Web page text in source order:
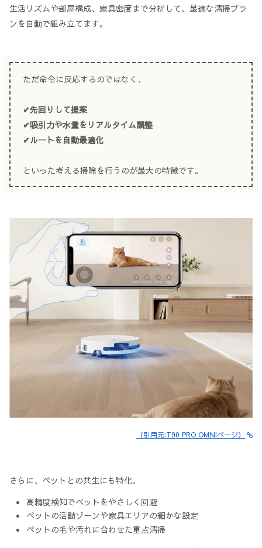
生活リズムや部屋構成、家具密度まで分析して、最適な清掃プラ
ンを自動で組み立てます。
ただ命令に反応するのではなく、
✔先回りして提案
✔吸引力や水量をリアルタイム調整
✔ルートを自動最適化
といった考える掃除を行うのが最大の特徴です。
（引用元:T90 PRO OMNIページ）
さらに、ペットとの共生にも特化。
高精度検知でペットをやさしく回避
ペットの活動ゾーンや家具エリアの細かな設定
ペットの毛や汚れに合わせた重点清掃